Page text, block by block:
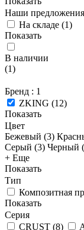
Наши предложения
На складе (1)
Показать
В наличии
(1)
Бренд : 1
ZKING (12)
Показать
Цвет
Бежевый (3)
Серый (3) Черный (
+ Еще
Показать
Тип
Композитная
Показать
Серия
CRUST (8)